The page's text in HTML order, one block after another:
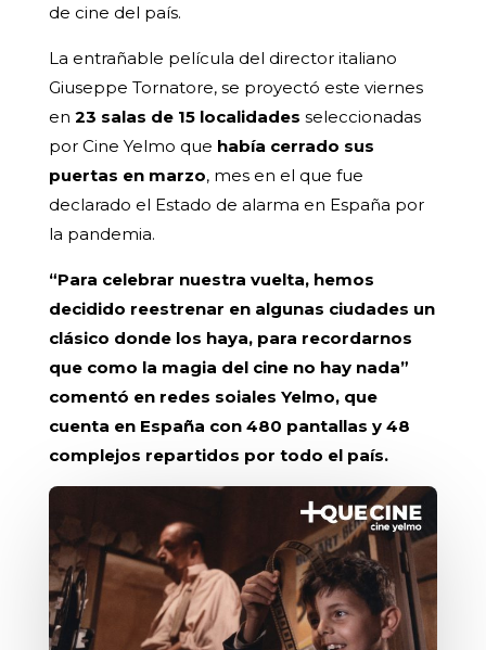
de cine del país.
La entrañable película del director italiano
Giuseppe Tornatore, se proyectó este viernes
en 23 salas de 15 localidades seleccionadas
por Cine Yelmo que había cerrado sus
puertas en marzo, mes en el que fue
declarado el Estado de alarma en España por
la pandemia.
“Para celebrar nuestra vuelta, hemos
decidido reestrenar en algunas ciudades un
clásico donde los haya, para recordarnos
que como la magia del cine no hay nada”
comentó en redes soiales Yelmo, que
cuenta en España con 480 pantallas y 48
complejos repartidos por todo el país.